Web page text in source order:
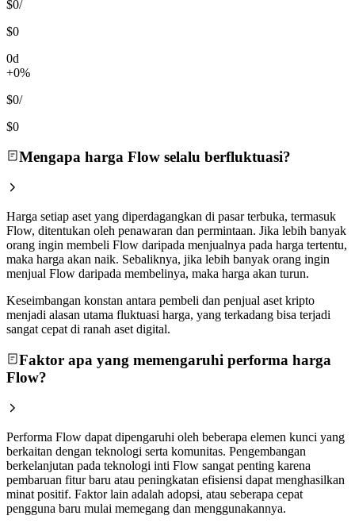
$0/
$0
0d
+0%
$0/
$0
Mengapa harga Flow selalu berfluktuasi?
Harga setiap aset yang diperdagangkan di pasar terbuka, termasuk
Flow, ditentukan oleh penawaran dan permintaan. Jika lebih banyak
orang ingin membeli Flow daripada menjualnya pada harga tertentu,
maka harga akan naik. Sebaliknya, jika lebih banyak orang ingin
menjual Flow daripada membelinya, maka harga akan turun.
Keseimbangan konstan antara pembeli dan penjual aset kripto
menjadi alasan utama fluktuasi harga, yang terkadang bisa terjadi
sangat cepat di ranah aset digital.
Faktor apa yang memengaruhi performa harga
Flow?
Performa Flow dapat dipengaruhi oleh beberapa elemen kunci yang
berkaitan dengan teknologi serta komunitas. Pengembangan
berkelanjutan pada teknologi inti Flow sangat penting karena
pembaruan fitur baru atau peningkatan efisiensi dapat menghasilkan
minat positif. Faktor lain adalah adopsi, atau seberapa cepat
pengguna baru mulai memegang dan menggunakannya.